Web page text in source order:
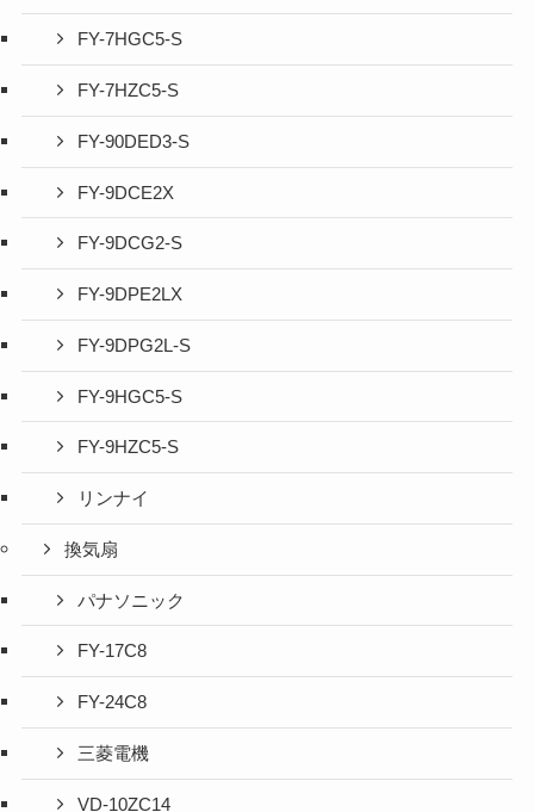
FY-7HGC5-S
FY-7HZC5-S
FY-90DED3-S
FY-9DCE2X
FY-9DCG2-S
FY-9DPE2LX
FY-9DPG2L-S
FY-9HGC5-S
FY-9HZC5-S
リンナイ
換気扇
パナソニック
FY-17C8
FY-24C8
三菱電機
VD-10ZC14